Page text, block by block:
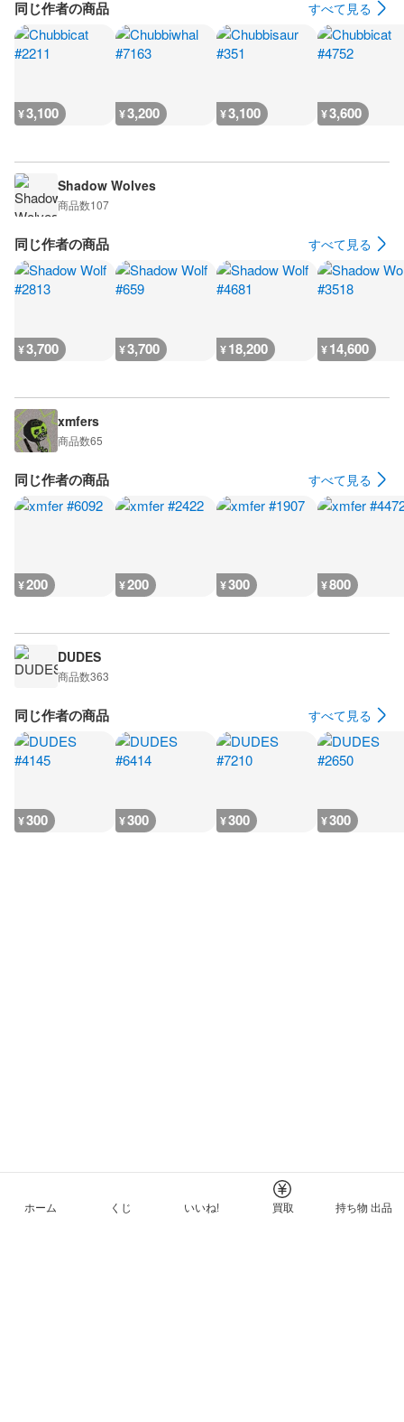
同じ作者の商品 すべて見る
¥3,100 ¥3,200 ¥3,100 ¥3,600
Shadow Wolves
商品数107
同じ作者の商品 すべて見る
¥3,700 ¥3,700 ¥18,200 ¥14,600
xmfers
商品数65
同じ作者の商品 すべて見る
¥200 ¥200 ¥300 ¥800
DUDES
商品数363
同じ作者の商品 すべて見る
¥300 ¥300 ¥300 ¥300
ホーム くじ いいね! 買取 持ち物 出品